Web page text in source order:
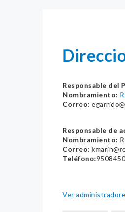
Responsable del
Nombramiento:
Correo:
Responsable de
Nombramiento:
Correo:
Teléfono:
Ver